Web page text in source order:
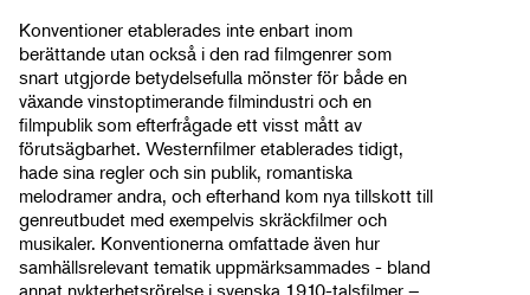
Konventioner etablerades inte enbart inom
berättande utan också i den rad filmgenrer som
snart utgjorde betydelsefulla mönster för både en
växande vinstoptimerande filmindustri och en
filmpublik som efterfrågade ett visst mått av
förutsägbarhet. Westernfilmer etablerades tidigt,
hade sina regler och sin publik, romantiska
melodramer andra, och efterhand kom nya tillskott till
genreutbudet med exempelvis skräckfilmer och
musikaler. Konventionerna omfattade även hur
samhällsrelevant tematik uppmärksammades - bland
annat nykterhetsrörelse i svenska 1910-talsfilmer –